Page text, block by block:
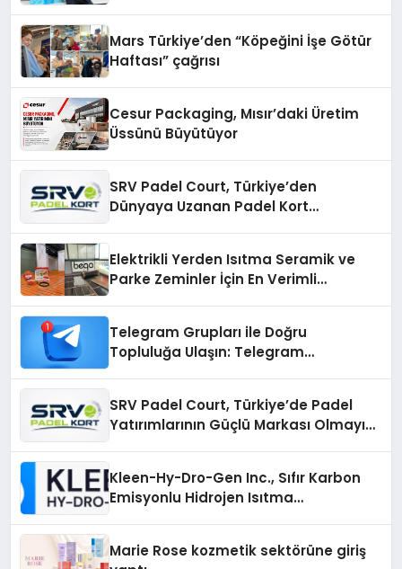
Mars Türkiye’den “Köpeğini İşe Götür
Haftası” çağrısı
Cesur Packaging, Mısır’daki Üretim
Üssünü Büyütüyor
SRV Padel Court, Türkiye’den
Dünyaya Uzanan Padel Kort
Elektrikli Yerden Isıtma Seramik ve
Parke Zeminler İçin En Verimli
Telegram Grupları ile Doğru
Topluluğa Ulaşın: Telegram
SRV Padel Court, Türkiye’de Padel
Yatırımlarının Güçlü Markası Olmayı
Kleen-Hy-Dro-Gen Inc., Sıfır Karbon
Emisyonlu Hidrojen Isıtma
Marie Rose kozmetik sektörüne giriş